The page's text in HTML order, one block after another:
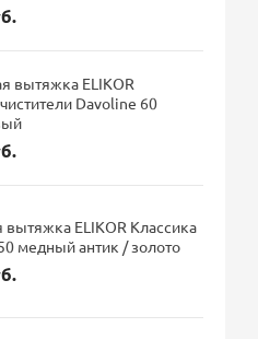
вытяжка ELIKOR
Davoline 60
вытяжка ELIKOR Классика
медный антик / золото